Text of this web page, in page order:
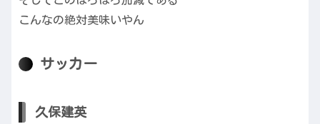
こんなの絶対美味いやん
サッカー
久保建英